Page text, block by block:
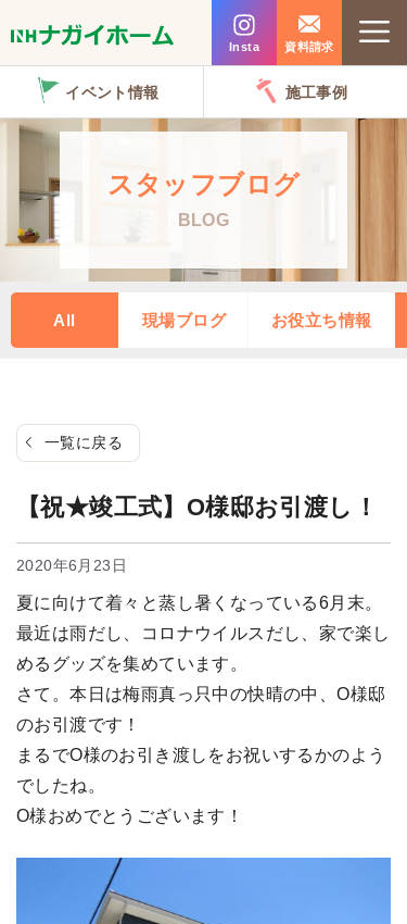
ン
プ
Insta 資料請求
イベント情報 施工事例
スタッフブログ
BLOG
All 現場ブログ お役立ち情報
一覧に戻る
【祝★竣工式】O様邸お引渡し！
2020年6月23日
夏に向けて着々と蒸し暑くなっている6月末。
最近は雨だし、コロナウイルスだし、家で楽し
めるグッズを集めています。
さて。本日は梅雨真っ只中の快晴の中、O様邸
のお引渡です！
まるでO様のお引き渡しをお祝いするかのよう
でしたね。
O様おめでとうございます！